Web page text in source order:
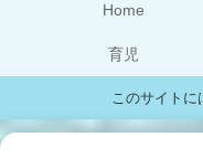
Home
育児
このサイトに